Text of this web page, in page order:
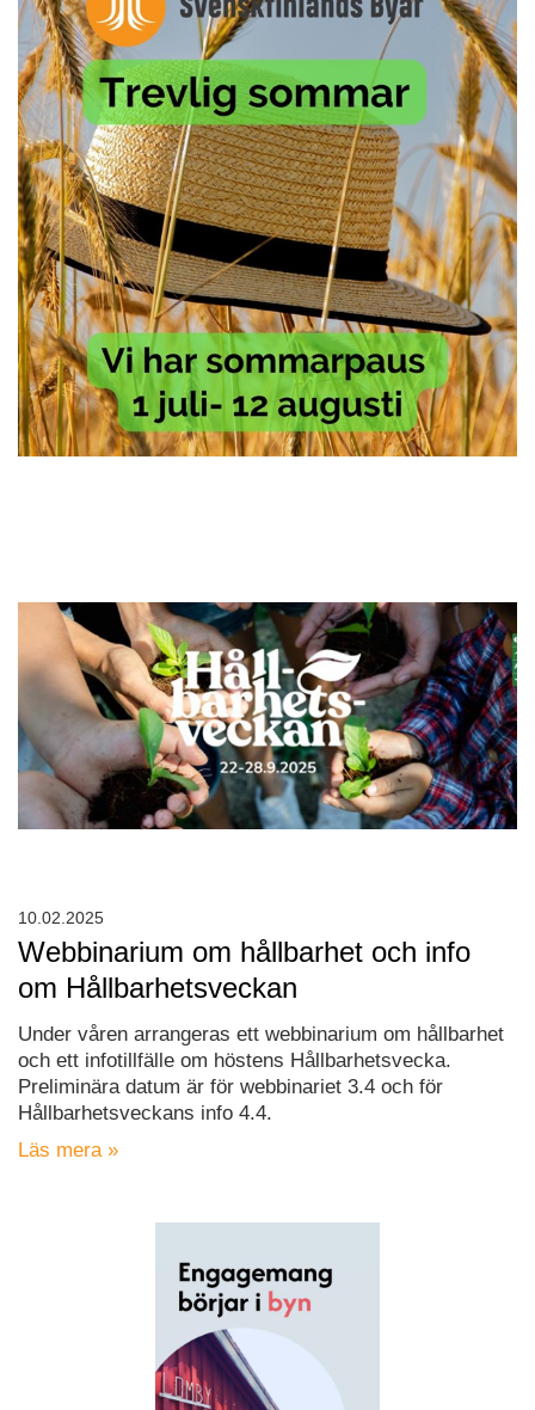
Webbinarium om hållbarhet och info
om Hållbarhetsveckan
Under våren arrangeras ett webbinarium om hållbarhet
och ett infotillfälle om höstens Hållbarhetsvecka.
Preliminära datum är för webbinariet 3.4 och för
Hållbarhetsveckans info 4.4.
Läs mera »
10.02.2025